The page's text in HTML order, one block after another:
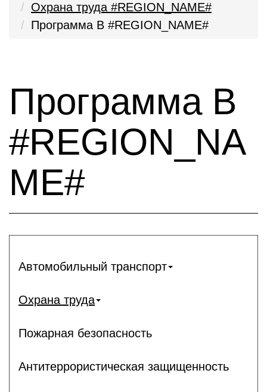
Охрана труда #REGION_NAME#
Программа В #REGION_NAME#
Программа В
#REGION_NA
ME#
Автомобильный транспорт
Охрана труда
Пожарная безопасность
Антитеррористическая защищенность